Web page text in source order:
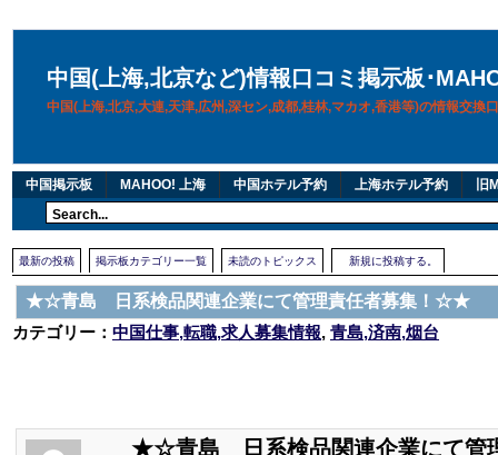
中国(上海,北京など)情報口コミ掲示板･
中国(上海,北京,大連,天津,広州,深セン,成都,桂林,マカオ,香港等)の情報交換
中国掲示板 MAHOO! 上海 中国ホテル予約 上海ホテル予約 旧
最新の投稿 掲示板カテゴリー一覧 未読のトピックス 新規に投稿する。
★☆青島 日系検品関連企業にて管理責任者募集！☆★
カテゴリー： 中国仕事,転職,求人募集情報, 青島,済南,烟台
★☆青島 日系検品関連企業にて管